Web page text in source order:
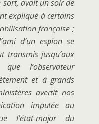
sort, avait un soir de
expliqué à certains
française ;
d’un espion se
transmis jusqu’aux
l’observateur
et à grands
avertit nos
imputée au
l’état-major du